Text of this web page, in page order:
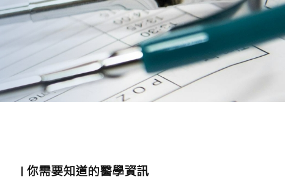
你需要知道的醫學資訊